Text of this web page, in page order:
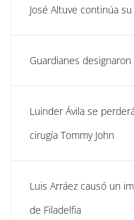
José Altuve continúa
Guardianes
Luinder Ávila se
cirugía Tommy John
Luis Arráez causó un
de Filadelfia